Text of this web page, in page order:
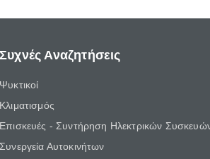
Συχνές Αναζητήσεις
Ψυκτικοί
Κλιματισμός
Επισκευές - Συντήρηση Ηλεκτρικών
Συνεργεία Αυτοκινήτων